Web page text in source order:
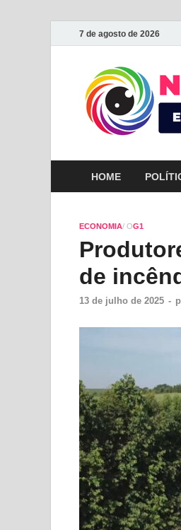
7 de agosto de 2026
HOME
ECONOMIA/ OG1
de
13 de julho de 2025 -